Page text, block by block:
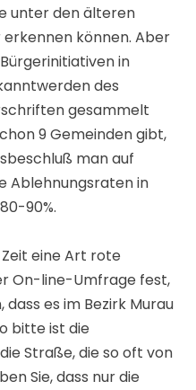
unter den älteren
können. Aber
in
des
gesammelt
9 Gemeinden gibt,
man auf
Ablehnungsraten in
90%.
eine Art rote
On-line-Umfrage fest,
dass es im Bezirk Murau
bitte ist die
Straße, die so oft von
Sie, dass nur die